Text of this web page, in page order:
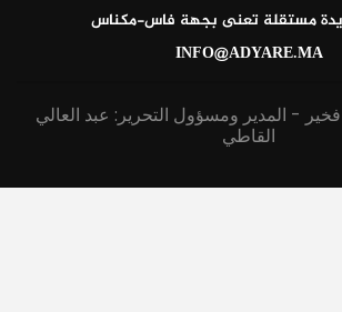
مستقلة تعنى بجهة فاس-مكناس
INFO@ADYARE.MA
- المدير ومسؤول التحرير: عبد العالي
القاطي